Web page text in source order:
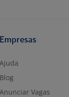
Empresas
Ajuda
Blog
Anunciar Vagas